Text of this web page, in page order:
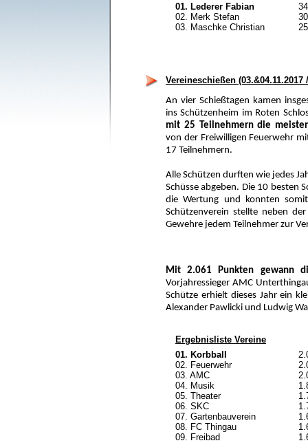
01. Lederer Fabian
02. Merk Stefan
03. Maschke Christian
Vereineschießen (03.&04.11.2017
Ergebnisliste Vereine
01. Korbball
02. Feuerwehr
03. AMC
04. Musik
05. Theater
06. SKC
07. Gartenbauverein
08. FC Thingau
09. Freibad
An vier Schießtagen kamen
ins Schützenheim im Roten
mit 25 Teilnehmern die
von der Freiwilligen Feuerwehr
17 Teilnehmern.
Alle Schützen durften wie jedes
Schüsse abgeben. Die 10 besten
die Wertung und konnten
Schützenverein stellte neben
Gewehre jedem Teilnehmer zur
Mit 2.061 Punkten gewann
Vorjahressieger AMC
Schütze erhielt dieses Jahr ein
Alexander Pawlicki und Ludwig